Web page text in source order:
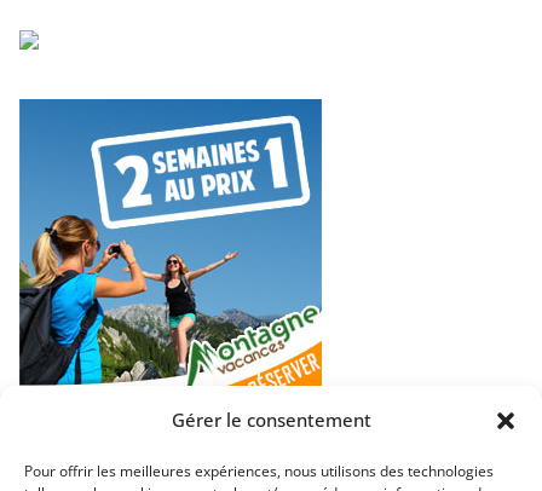
Gérer le consentement
Pour offrir les meilleures expériences, nous utilisons des technologies